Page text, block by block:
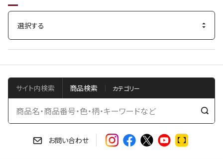
サイト内検索 商品検索
検
お問い合わせ